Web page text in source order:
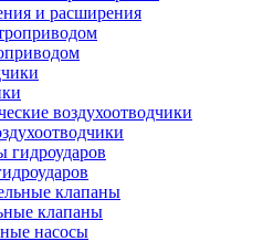
и расширения
воздухоотводчики
клапаны